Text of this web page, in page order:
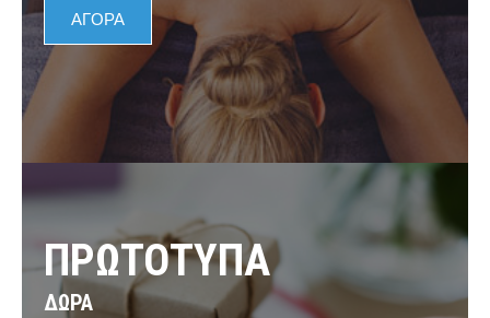
ΑΓΟΡΑ
ΠΡΩΤΟΤΥΠΑ
ΔΩΡΑ